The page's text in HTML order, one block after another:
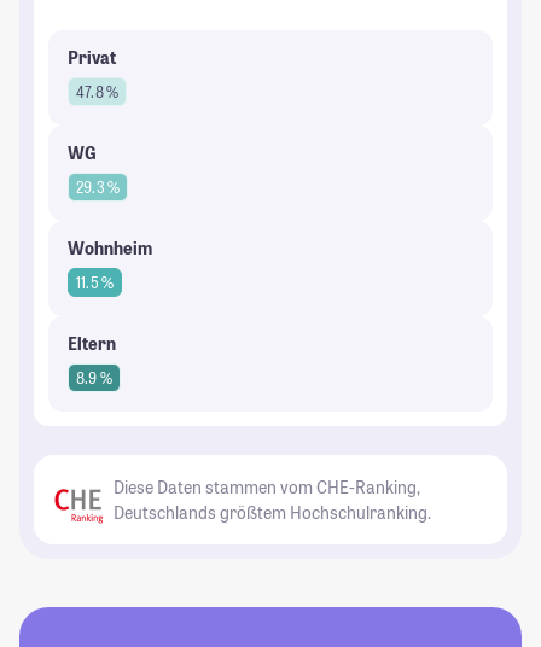
Privat
47.8 %
WG
29.3 %
Wohnheim
11.5 %
Eltern
8.9 %
Diese Daten stammen vom CHE-Ranking,
Deutschlands größtem Hochschulranking.